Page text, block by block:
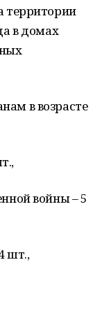
территории
в домах
в возрасте
войны – 5
шт.,